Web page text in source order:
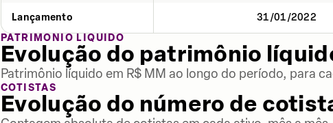
Lançamento 31/01/2022
PATRIMÔNIO LÍQUIDO
Evolução do patrimônio
Patrimônio líquido em R$ MM ao longo do período, para
COTISTAS
Evolução do número de